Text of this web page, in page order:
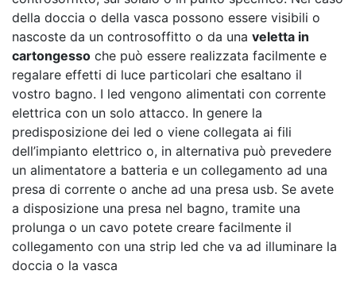
della doccia o della vasca possono essere visibili o
nascoste da un controsoffitto o da una veletta in
cartongesso che può essere realizzata facilmente e
regalare effetti di luce particolari che esaltano il
vostro bagno. I led vengono alimentati con corrente
elettrica con un solo attacco. In genere la
predisposizione dei led o viene collegata ai fili
dell’impianto elettrico o, in alternativa può prevedere
un alimentatore a batteria e un collegamento ad una
presa di corrente o anche ad una presa usb. Se avete
a disposizione una presa nel bagno, tramite una
prolunga o un cavo potete creare facilmente il
collegamento con una strip led che va ad illuminare la
doccia o la vasca